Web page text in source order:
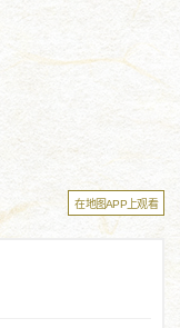
在地图APP上观看